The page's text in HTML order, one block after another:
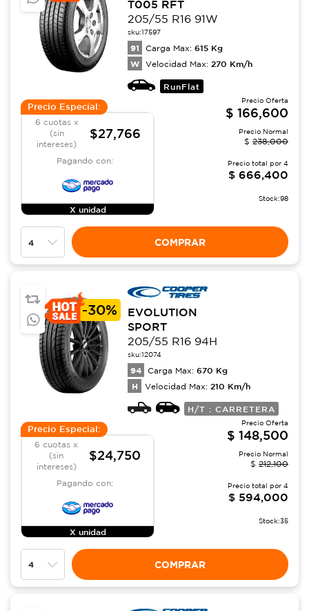
T005 RFT
205/55 R16 91W
sku:17597
91 Carga Max: 615 Kg
W Velocidad Max: 270 Km/h
RunFlat
Precio Especial:
6 cuotas x
(sin
intereses)
$27,766
Pagando con:
X unidad
Precio Oferta
$ 166,600
Precio Normal
$ 238,000
Precio total por 4
$ 666,400
Stock:98
COMPRAR
-30%
EVOLUTION
SPORT
205/55 R16 94H
sku:12074
94 Carga Max: 670 Kg
H Velocidad Max: 210 Km/h
H/T : CARRETERA
Precio Especial:
6 cuotas x
(sin
intereses)
$24,750
Pagando con:
X unidad
Precio Oferta
$ 148,500
Precio Normal
$ 212,100
Precio total por 4
$ 594,000
Stock:35
COMPRAR